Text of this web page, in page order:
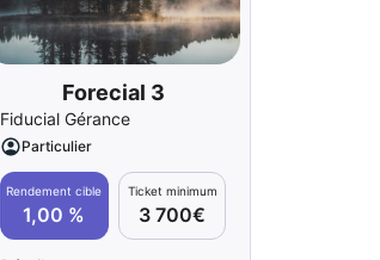
Forecial 3
Fiducial Gérance
Particulier
Rendement cible
1,00 %
Ticket minimum
3 700€